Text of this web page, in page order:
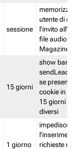
sessione
memorizza
utente di
l'invito
file audio del
Magazine
15 giorni
show banner
sendLead
se presenti
cookie in un
15 giorni e
diversi
1 giorno
impedisce
l'inserimento
richieste